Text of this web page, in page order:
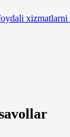
xizmatlarni